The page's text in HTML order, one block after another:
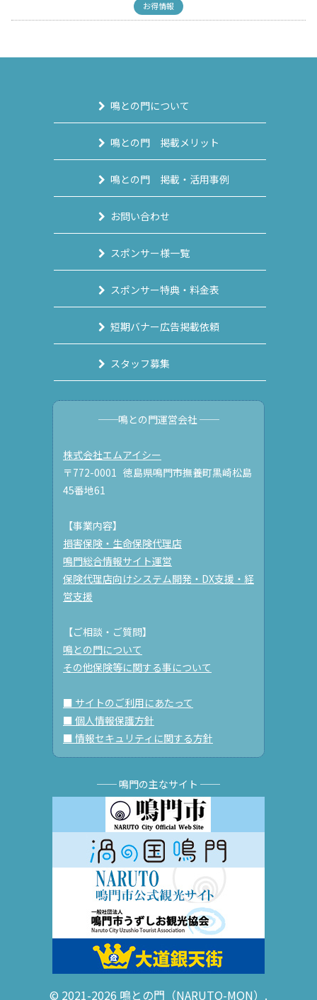
お得情報
鳴との門について
鳴との門 掲載メリット
鳴との門 掲載・活用事例
お問い合わせ
スポンサー様一覧
スポンサー特典・料金表
短期バナー広告掲載依頼
スタッフ募集
──鳴との門運営会社 ──
株式会社エムアイシー
〒772-0001 徳島県鳴門市撫養町黒崎松島
45番地61
【事業内容】
損害保険・生命保険代理店
鳴門総合情報サイト運営
保険代理店向けシステム開発・DX支援・経
営支援
【ご相談・ご質問】
鳴との門について
その他保険等に関する事について
■ サイトのご利用にあたって
■ 個人情報保護方針
■ 情報セキュリティに関する方針
── 鳴門の主なサイト ──
© 2021-2026 鳴との門（NARUTO-MON）.